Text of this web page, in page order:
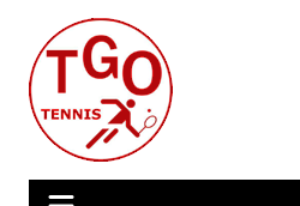
Inhalt
springen